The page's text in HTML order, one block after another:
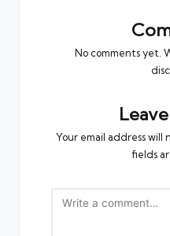
No comments yet.
Your email address will
fields